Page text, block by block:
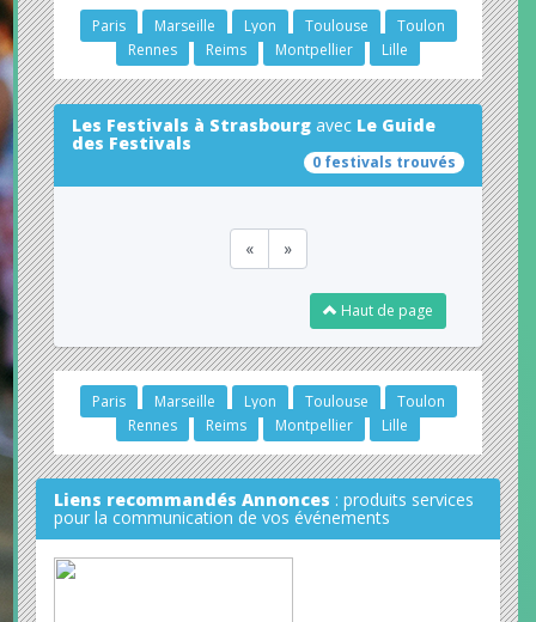
Paris Marseille Lyon Toulouse
Toulon
Rennes
Reims Montpellier Lille
Les Festivals à Strasbourg avec Le Guide
des Festivals
0 festivals trouvés
« »
Haut de page
Paris Marseille Lyon Toulouse
Toulon
Rennes
Reims Montpellier Lille
Liens recommandés Annonces : produits services
pour la communication de vos événements